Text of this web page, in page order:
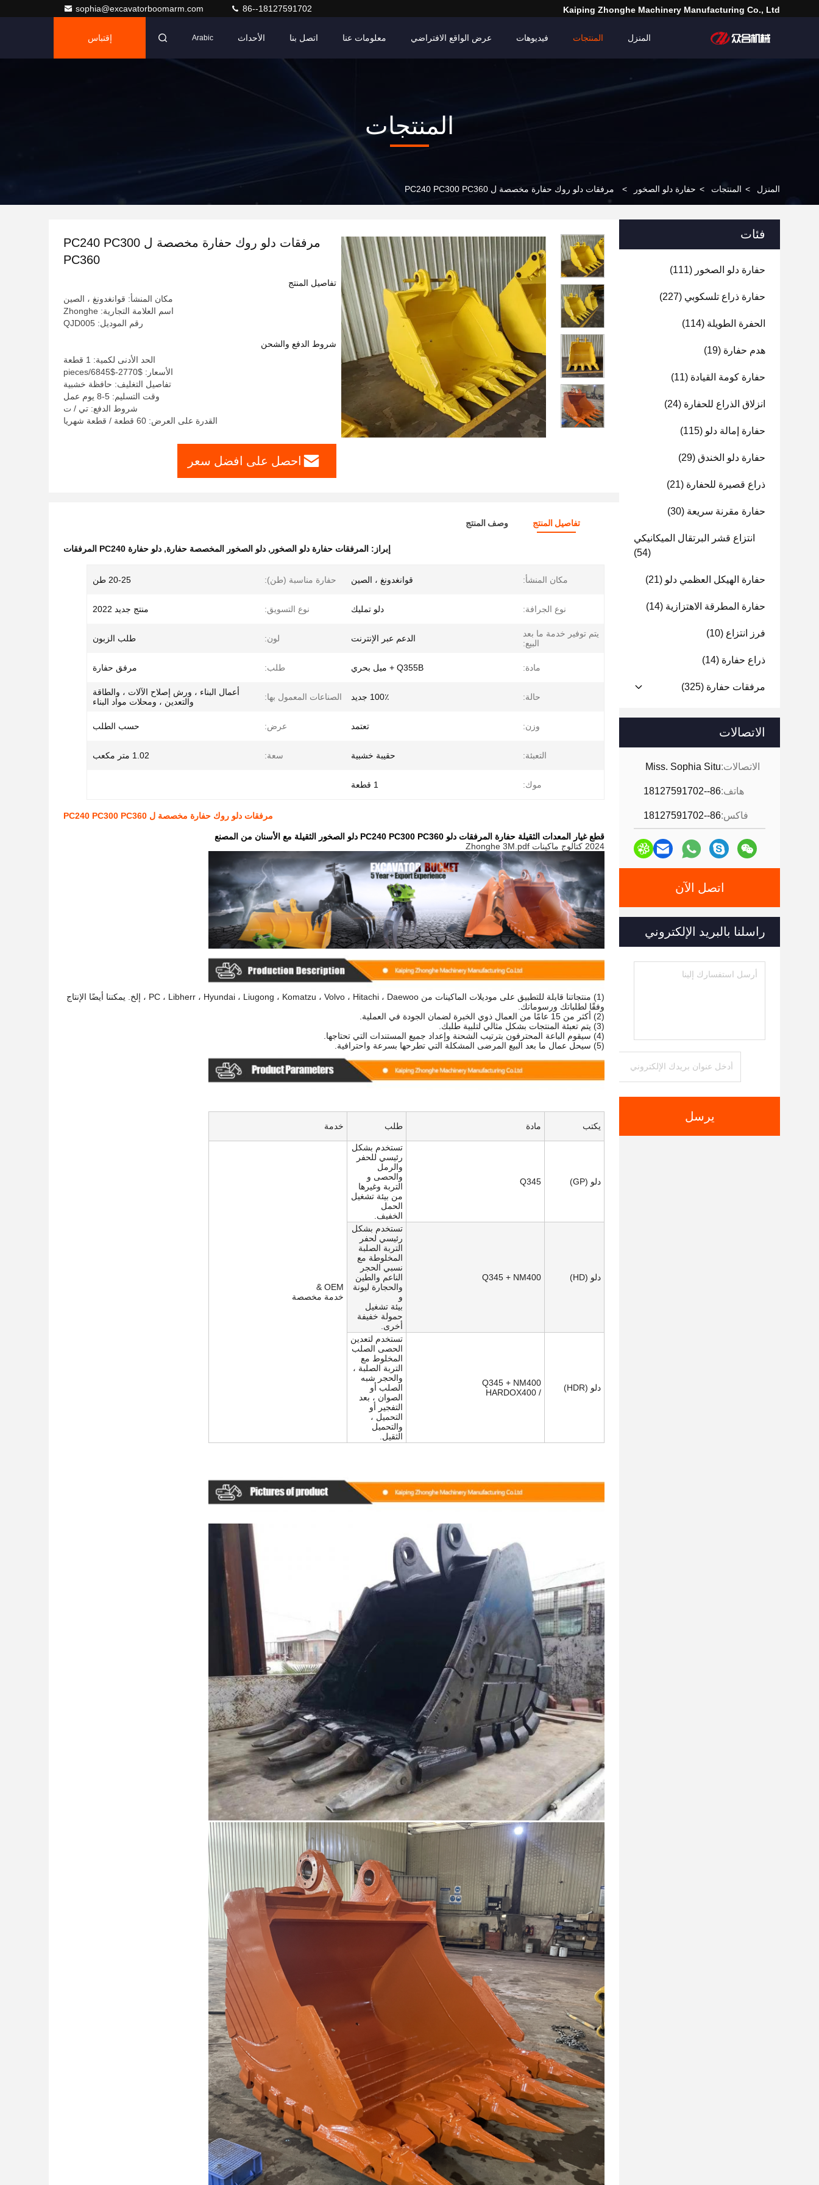
Kaiping Zhonghe Machinery Manufacturing Co., Ltd
sophia@excavatorboomarm.com 86--18127591702
المنزل المنتجات فيديوهات عرض الواقع الافتراضي معلومات عنا اتصل بنا الأحداث Arabic إقتباس
المنتجات
المنزل > المنتجات > حفارة دلو الصخور > مرفقات دلو روك حفارة مخصصة ل PC240 PC300 PC360
فئات
حفارة دلو الصخور (111)
حفارة ذراع تلسكوبي (227)
الحفرة الطويلة (114)
هدم حفارة (19)
حفارة كومة القيادة (11)
انزلاق الذراع للحفارة (24)
حفارة إمالة دلو (115)
حفارة دلو الخندق (29)
ذراع قصيرة للحفارة (21)
حفارة مقرنة سريعة (30)
انتزاع قشر البرتقال الميكانيكي
(54)
حفارة الهيكل العظمي دلو (21)
حفارة المطرقة الاهتزازية (14)
فرز انتزاع (10)
ذراع حفارة (14)
مرفقات حفارة (325)
الاتصالات
الاتصالات:Miss. Sophia Situ
هاتف:86--18127591702
فاكس:86--18127591702
اتصل الآن
راسلنا بالبريد الإلكتروني
يرسل
مرفقات دلو روك حفارة مخصصة ل PC240 PC300
PC360
تفاصيل المنتج
مكان المنشأ: قوانغدونغ ، الصين
اسم العلامة التجارية: Zhonghe
رقم الموديل: QJD005
شروط الدفع والشحن
الحد الأدنى لكمية: 1 قطعة
الأسعار: $2770-$6845/pieces
تفاصيل التغليف: حافظة خشبية
وقت التسليم: 5-8 يوم عمل
شروط الدفع: تي / ت
القدرة على العرض: 60 قطعة / قطعة شهريا
احصل على افضل سعر
تفاصيل المنتج وصف المنتج
إبراز: المرفقات حفارة دلو الصخور , دلو الصخور المخصصة حفارة, دلو حفارة PC240 المرفقات
مكان المنشأ: قوانغدونغ ، الصين حفارة مناسبة (طن): 20-25 طن
نوع الجرافة: دلو تمليك نوع التسويق: منتج جديد 2022
يتم توفير خدمة ما بعد
البيع:
الدعم عبر الإنترنت لون: طلب الزبون
مادة: Q355B + ميل بحري طلب: مرفق حفارة
حالة: 100٪ جديد الصناعات المعمول بها:
أعمال البناء ، ورش إصلاح الآلات ، والطاقة
والتعدين ، ومحلات مواد البناء
وزن: تعتمد عرض: حسب الطلب
التعبئة: حقيبة خشبية سعة: 1.02 متر مكعب
موك: 1 قطعة
مرفقات دلو روك حفارة مخصصة ل PC240 PC300 PC360
قطع غيار المعدات الثقيلة حفارة المرفقات دلو PC240 PC300 PC360 دلو الصخور الثقيلة مع الأسنان من المصنع
2024 كتالوج ماكينات Zhonghe 3M.pdf
(1) منتجاتنا قابلة للتطبيق على موديلات الماكينات من PC ، Libherr ، Hyundai ، Liugong ، Komatzu ، Volvo ، Hitachi ، Daewoo ، إلخ. يمكننا أيضًا الإنتاج
وفقًا لطلباتك ورسوماتك.
(2) أكثر من 15 عامًا من العمال ذوي الخبرة لضمان الجودة في العملية.
(3) يتم تعبئة المنتجات بشكل مثالي لتلبية طلبك.
(4) سيقوم الباعة المحترفون بترتيب الشحنة وإعداد جميع المستندات التي تحتاجها.
(5) سيحل عمال ما بعد البيع المرضى المشكلة التي تطرحها بسرعة واحترافية.
يكتب مادة طلب خدمة
دلو (GP) Q345
تستخدم بشكل
رئيسي للحفر
والرمل
والحصى و
التربة وغيرها
من بيئة تشغيل
الحمل
الخفيف.
OEM &
خدمة مخصصة
دلو (HD) Q345 + NM400
تستخدم بشكل
رئيسي لحفر
التربة الصلبة
المخلوطة مع
نسبي الحجر
الناعم والطين
والحجارة ليونة
و
بيئة تشغيل
حمولة خفيفة
أخرى.
دلو (HDR)
Q345 + NM400
/ HARDOX400
تستخدم لتعدين
الحصى الصلب
المخلوط مع
التربة الصلبة ،
والحجر شبه
الصلب أو
الصوان ، بعد
التفجير أو
التحميل ،
والتحميل
الثقيل.